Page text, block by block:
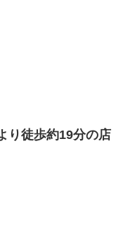
り徒歩約19分の店